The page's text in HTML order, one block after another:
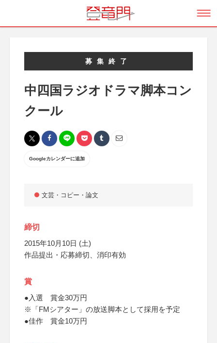
募集終了
中四国ラジオドラマ脚本コン
クール
Googleカレンダーに追加
文芸・コピー・論文
締切
2015年10月10日 (土)
作品提出・応募締切、消印有効
賞
●入選 賞金30万円
※「FMシアター」の放送脚本として採用を予定
●佳作 賞金10万円